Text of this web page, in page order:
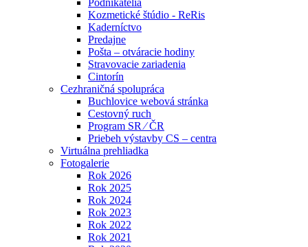
Podnikatelia
Kozmetické štúdio - ReRis
Kaderníctvo
Predajne
Pošta – otváracie hodiny
Stravovacie zariadenia
Cintorín
Cezhraničná spolupráca
Buchlovice webová stránka
Cestovný ruch
Program SR ⁄ ČR
Priebeh výstavby CS – centra
Virtuálna prehliadka
Fotogalerie
Rok 2026
Rok 2025
Rok 2024
Rok 2023
Rok 2022
Rok 2021